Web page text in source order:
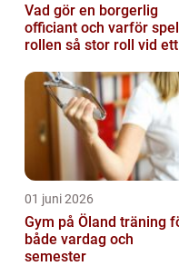
Vad gör en borgerlig
officiant och varför spelar
rollen så stor roll vid ett
01 juni 2026
Gym på Öland träning för
både vardag och
semester